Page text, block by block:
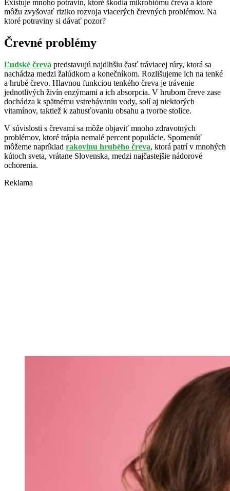
Existuje mnoho potravín, ktoré škodia mikrobiómu čreva a ktoré
môžu zvyšovať riziko rozvoja viacerých črevných problémov. Na
ktoré potraviny si dávať pozor?
Črevné problémy
Ľudské črevá predstavujú najdlhšiu časť tráviacej rúry, ktorá sa
nachádza medzi žalúdkom a konečníkom. Rozlišujeme ich na tenké
a hrubé črevo. Hlavnou funkciou tenkého čreva je trávenie
jednotlivých živín enzýmami a ich absorpcia. V hrubom čreve zase
dochádza k spätnému vstrebávaniu vody, solí aj niektorých
vitamínov, taktiež k zahusťovaniu obsahu a tvorbe stolice.
V súvislosti s črevami sa môže objaviť mnoho zdravotných
problémov, ktoré trápia nemalé percent populácie. Spomenúť
môžeme napríklad rakovinu hrubého čreva, ktorá patrí v mnohých
kútoch sveta, vrátane Slovenska, medzi najčastejšie nádorové
ochorenia.
Reklama